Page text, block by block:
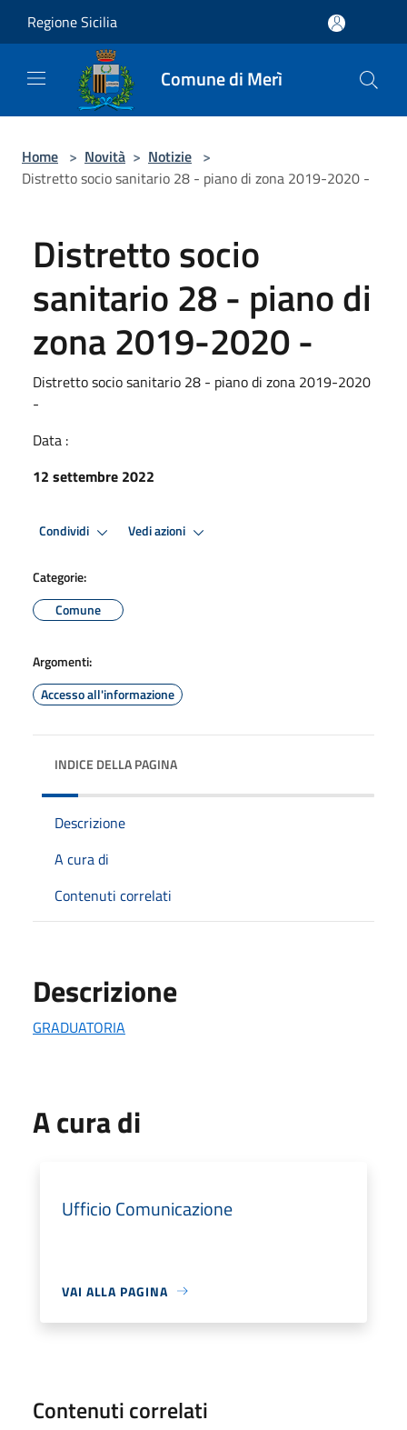
Regione Sicilia
Comune di Merì
Home > Novità > Notizie >
Distretto socio sanitario 28 - piano di zona 2019-2020 -
Distretto socio
sanitario 28 - piano di
zona 2019-2020 -
Distretto socio sanitario 28 - piano di zona 2019-2020
-
Data :
12 settembre 2022
Condividi Vedi azioni
Categorie:
Comune
Argomenti:
Accesso all'informazione
INDICE DELLA PAGINA
Descrizione
A cura di
Contenuti correlati
Descrizione
GRADUATORIA
A cura di
Ufficio Comunicazione
VAI ALLA PAGINA
Contenuti correlati